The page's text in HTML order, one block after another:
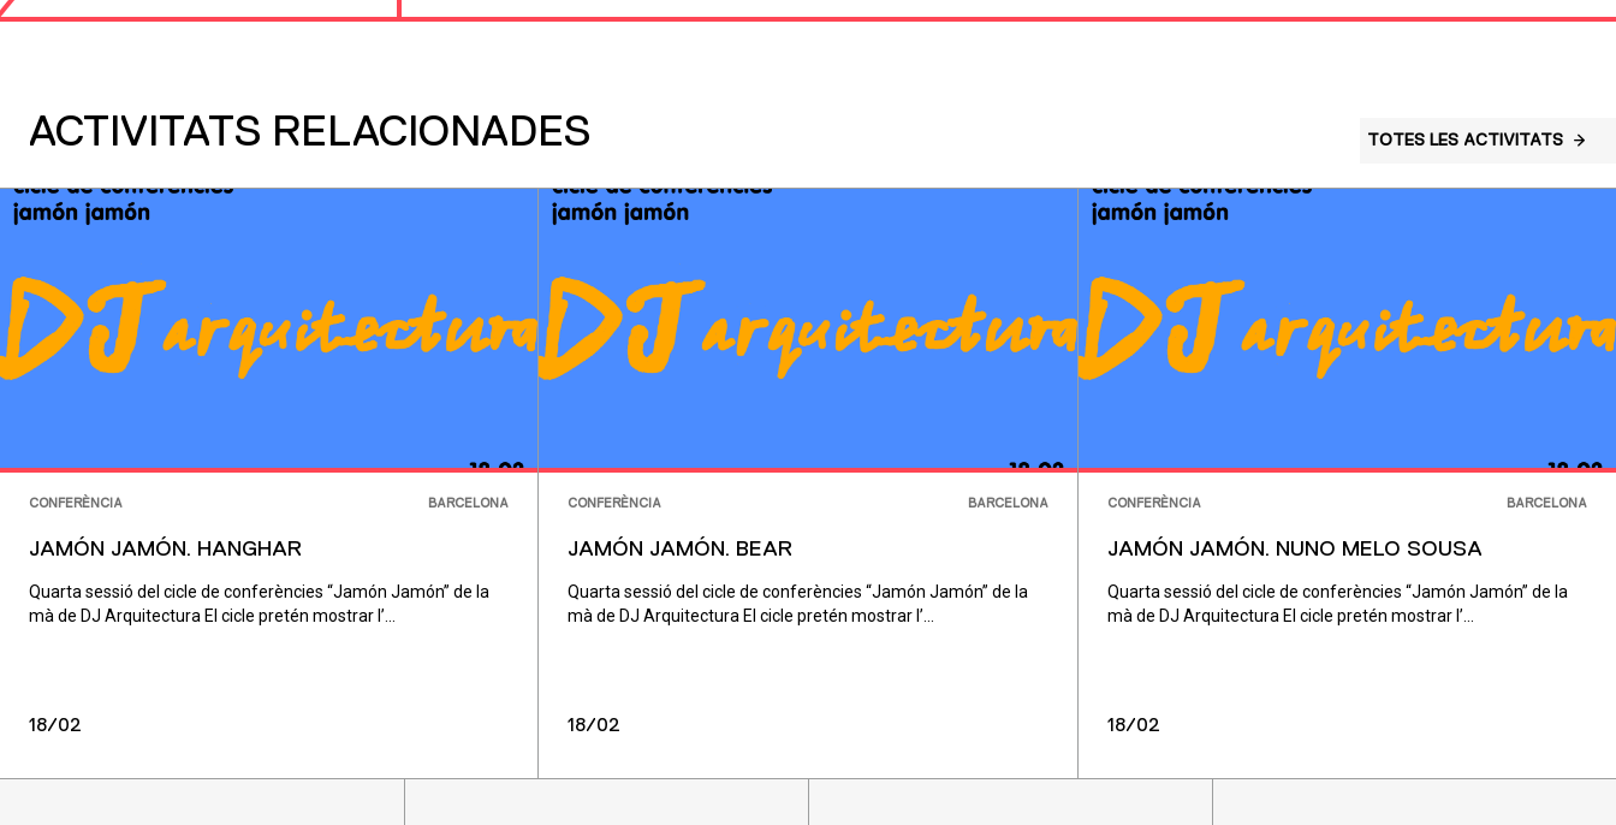
ACTIVITATS RELACIONADES TOTES LES ACTIVITATS
CONFERÈNCIA BARCELONA
JAMÓN JAMÓN. HANGHAR
Quarta sessió del cicle de conferències “Jamón Jamón” de la
mà de DJ Arquitectura El cicle pretén mostrar l’...
18/02
CONFERÈNCIA BARCELONA
JAMÓN JAMÓN. BEAR
Quarta sessió del cicle de conferències “Jamón Jamón” de la
mà de DJ Arquitectura El cicle pretén mostrar l’...
18/02
CONFERÈNCIA BARCELONA
JAMÓN JAMÓN. NUNO MELO SOUSA
Quarta sessió del cicle de conferències “Jamón Jamón” de la
mà de DJ Arquitectura El cicle pretén mostrar l’...
18/02